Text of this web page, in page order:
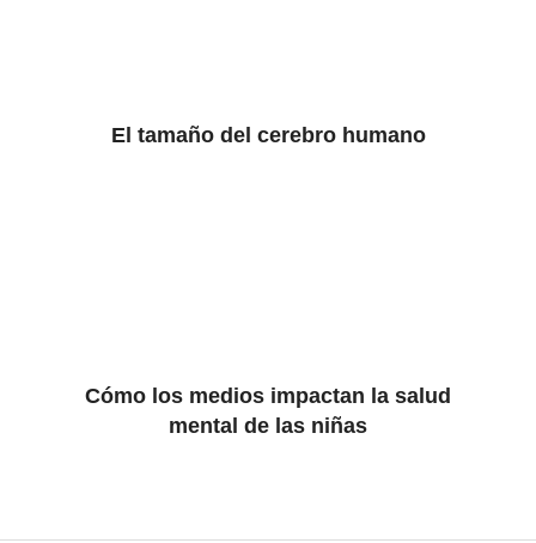
El tamaño del cerebro humano
Cómo los medios impactan la salud
mental de las niñas